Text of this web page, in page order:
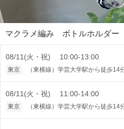
マクラメ編み ボトルホルダー
08/11(火・祝) 10:00-13:00
東京 （東横線）学芸大学駅から徒歩14
08/11(火・祝) 11:00-14:00
東京 （東横線）学芸大学駅から徒歩14